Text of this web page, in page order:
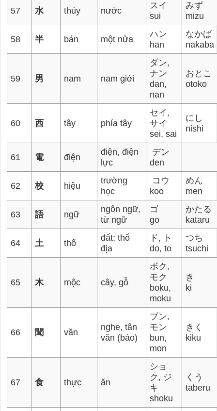
57 水 thủy nước
スイ
sui
みず
mizu
58 半 bán một nửa
ハン
han
なかば
nakaba
59 男 nam nam giới
ダン,
ナン
dan,
nan
おとこ
otoko
60 西 tây phía tây
セイ,
サイ
sei, sai
にし
nishi
61 電 điện
điện, điện
lực
デン
den
62 校 hiệu
trường
học
コウ
koo
めん
men
63 語 ngữ
ngôn ngữ,
từ ngữ
ゴ
go
かたる
kataru
64 土 thổ
đất; thổ
địa
ド, ト
do, to
つち
tsuchi
65 木 mộc cây, gỗ
ボク,
モク
boku,
moku
き
ki
66 聞 văn
nghe, tân
văn (báo)
ブン,
モン
bun,
mon
きく
kiku
67 食 thực ăn
ショ
ク, ジ
キ
shoku
くう
taberu